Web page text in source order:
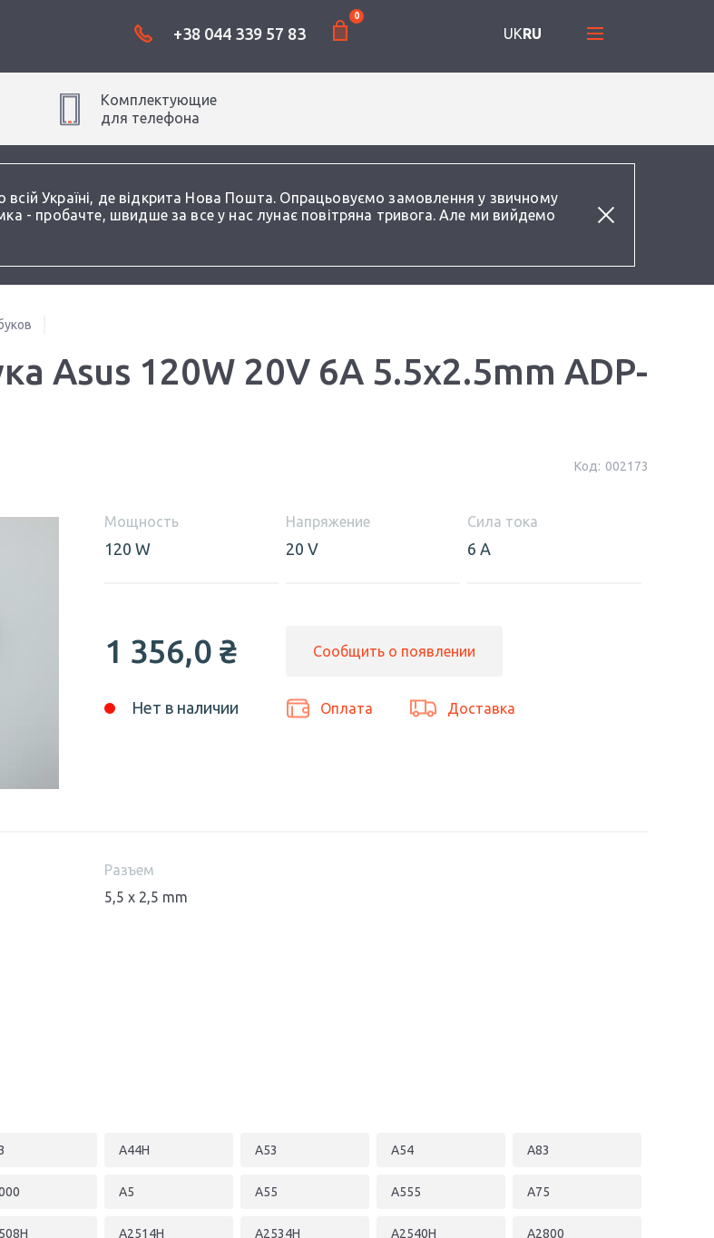
Україні, де відкрита Нова Пошта. Опрацьовуємо замовлення у звичному
- пробачте, швидше за все у нас лунає повітряна тривога. Але ми вийдемо
+38 044 339 57 83
0
UKRU
Комплектующие
для телефона
Asus 120W 20V 6A 5.5x2.5mm ADP-
Код: 002173
Мощность
120 W
Напряжение
20 V
Сила тока
6 А
1 356,0 ₴
Нет в наличии
Сообщить о появлении
Оплата Доставка
Разъем
5,5 x 2,5 mm
A44H A53 A54 A83
A5 A55 A555 A75
A2514H A2534H A2540H A2800